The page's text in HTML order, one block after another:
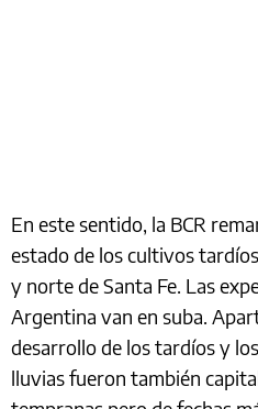
En este sentido, la BCR
estado de los cultivos
y norte de Santa Fe. Las
Argentina van en suba.
desarrollo de los tardíos y
lluvias fueron también